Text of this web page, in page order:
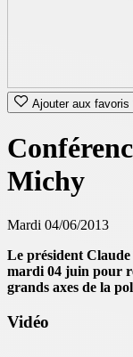
Ajouter aux favoris
Michy
Mardi 04/06/2013
Le président Claude
mardi 04 juin pour
grands axes de la
Vidéo